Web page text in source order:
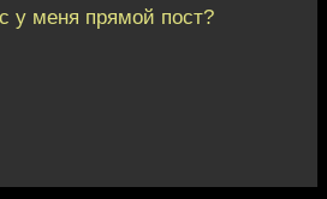
у меня прямой пост?